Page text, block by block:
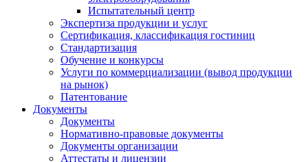
Испытательный центр
Экспертиза продукции и услуг
Сертификация, классификация гостиниц
Стандартизация
Обучение и конкурсы
Услуги по коммерциализации (вывод продукции
на рынок)
Патентование
Документы
Документы
Нормативно-правовые документы
Документы организации
Аттестаты и лицензии